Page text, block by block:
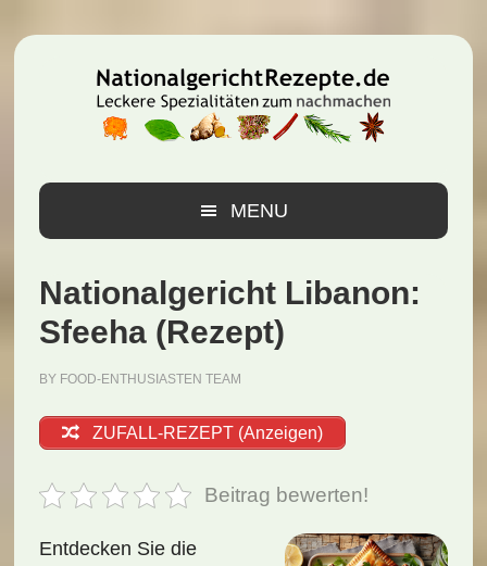
Hauptnavigation
Inhalt
Seitenspalte
MENU
Nationalgericht Libanon:
Sfeeha (Rezept)
BY FOOD-ENTHUSIASTEN TEAM
ZUFALL-REZEPT (Anzeigen)
Beitrag bewerten!
Entdecken Sie die